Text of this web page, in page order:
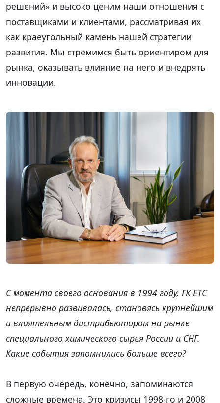
решений» и высоко ценим наши отношения с
поставщиками и клиентами, рассматривая их
как краеугольный камень нашей стратегии
развития. Мы стремимся быть ориентиром для
рынка, оказывать влияние на него и внедрять
инновации.
С момента своего основания в 1994 году, ГК ЕТС
непрерывно развивалась, становясь крупнейшим
и влиятельным дистрибьютором на рынке
специального химического сырья России и СНГ.
Какие события запомнились больше всего?
В первую очередь, конечно, запоминаются
сложные времена. Это кризисы 1998-го и 2008